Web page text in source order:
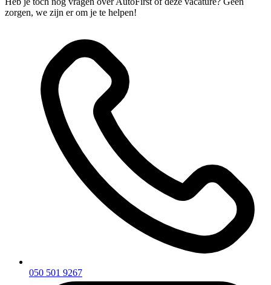
zorgen, we zijn er om je te helpen!
050 501 9267